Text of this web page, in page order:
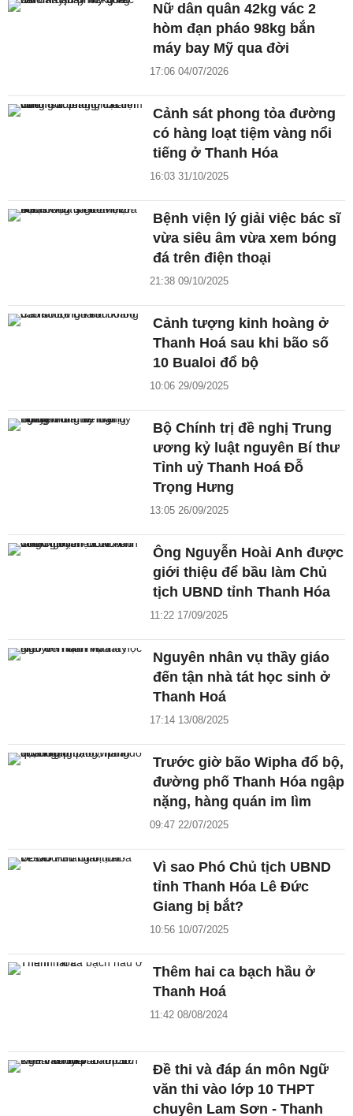
Nữ dân quân 42kg vác 2
hòm đạn pháo 98kg bắn
máy bay Mỹ qua đời
17:06 04/07/2026
Cảnh sát phong tỏa đường
có hàng loạt tiệm vàng nổi
tiếng ở Thanh Hóa
16:03 31/10/2025
Bệnh viện lý giải việc bác sĩ
vừa siêu âm vừa xem bóng
đá trên điện thoại
21:38 09/10/2025
Cảnh tượng kinh hoàng ở
Thanh Hoá sau khi bão số
10 Bualoi đổ bộ
10:06 29/09/2025
Bộ Chính trị đề nghị Trung
ương kỷ luật nguyên Bí thư
Tỉnh uỷ Thanh Hoá Đỗ
Trọng Hưng
13:05 26/09/2025
Ông Nguyễn Hoài Anh được
giới thiệu để bầu làm Chủ
tịch UBND tỉnh Thanh Hóa
11:22 17/09/2025
Nguyên nhân vụ thầy giáo
đến tận nhà tát học sinh ở
Thanh Hoá
17:14 13/08/2025
Trước giờ bão Wipha đổ bộ,
đường phố Thanh Hóa ngập
nặng, hàng quán im lìm
09:47 22/07/2025
Vì sao Phó Chủ tịch UBND
tỉnh Thanh Hóa Lê Đức
Giang bị bắt?
10:56 10/07/2025
Thêm hai ca bạch hầu ở
Thanh Hoá
11:42 08/08/2024
Đề thi và đáp án môn Ngữ
văn thi vào lớp 10 THPT
chuyên Lam Sơn - Thanh